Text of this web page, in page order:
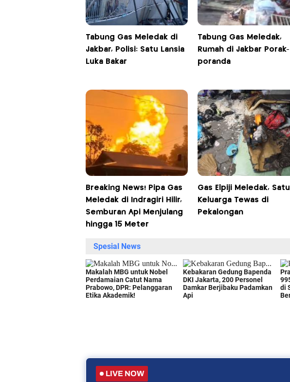
Tabung Gas Meledak di
Jakbar, Polisi: Satu Lansia
Luka Bakar
Tabung Gas Meledak,
Rumah di Jakbar Porak-
poranda
Breaking News! Pipa Gas
Meledak di Indragiri Hilir,
Semburan Api Menjulang
hingga 15 Meter
Gas Elpiji Meledak, Satu
Keluarga Tewas di
Pekalongan
LIVE NOW